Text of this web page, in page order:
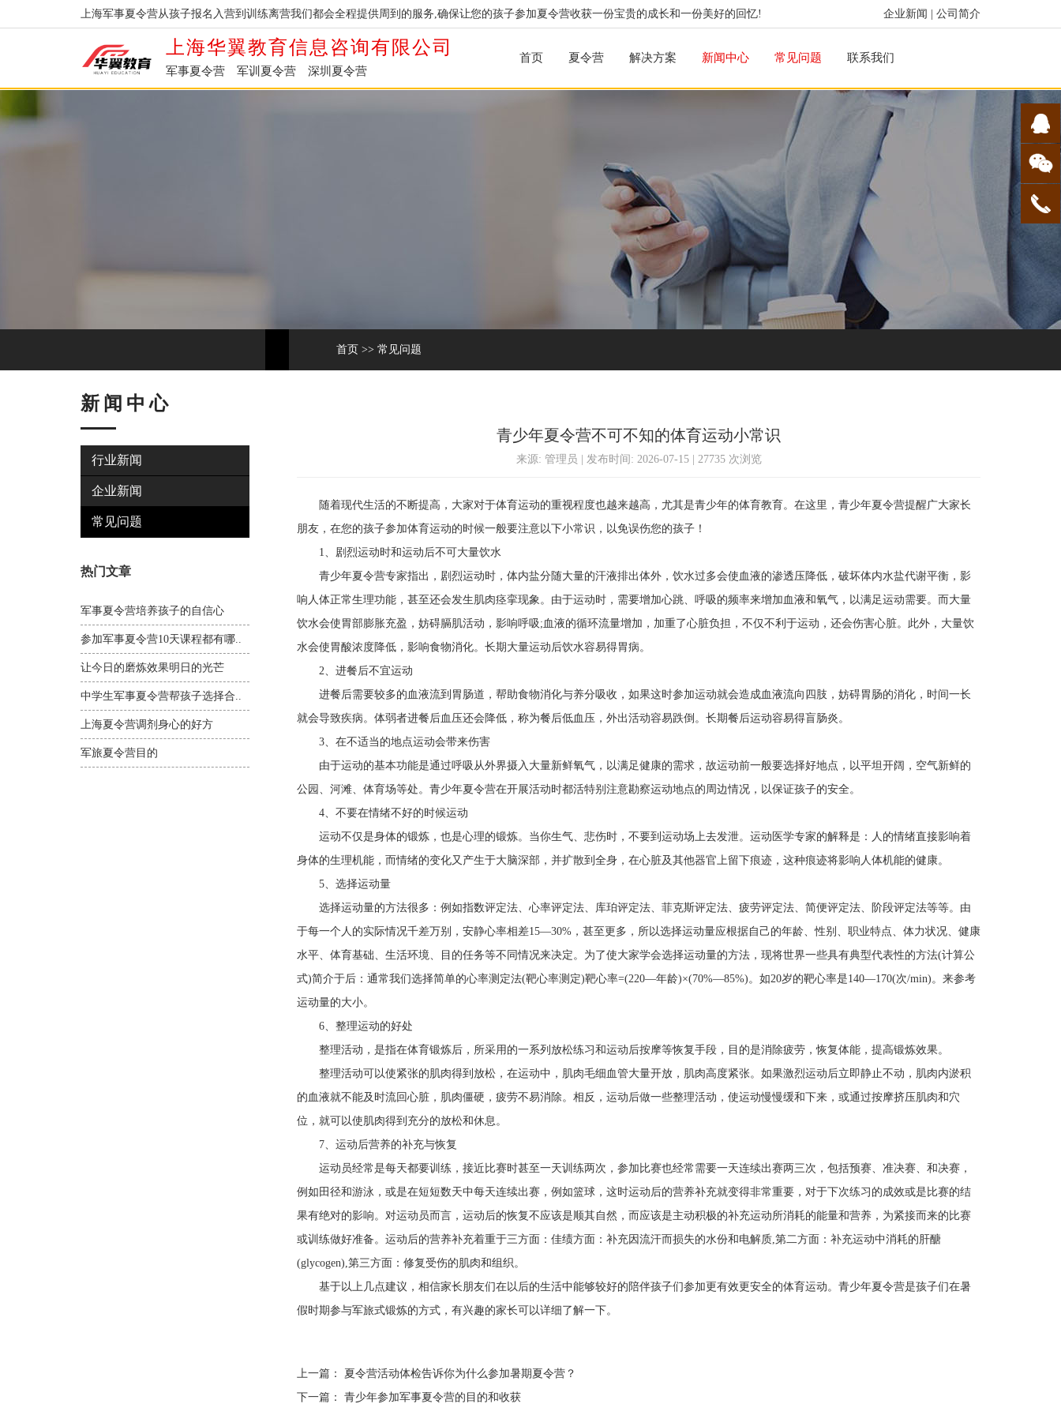
企业新闻 公司简介
上海军事夏令营从孩子报名入营到训练离营我们都会全程提供周到的服务,确保让您的孩子参加夏令营收获一份宝贵的成长和一份美好的回忆!
上海华翼教育信息咨询有限公司
军事夏令营 军训夏令营 深圳夏令营
首页 夏令营 解决方案 新闻中心 常见问题 联系我们
首页 >> 常见问题
新闻中心
行业新闻
企业新闻
常见问题
热门文章
军事夏令营培养孩子的自信心
参加军事夏令营10天课程都有哪..
让今日的磨炼效果明日的光芒
中学生军事夏令营帮孩子选择合..
上海夏令营调剂身心的好方
军旅夏令营目的
青少年夏令营不可不知的体育运动小常识
来源: 管理员 | 发布时间: 2026-07-15 | 27735 次浏览
随着现代生活的不断提高，大家对于体育运动的重视程度也越来越高，尤其是青少年的体育教育。在这里，青少年夏令营提醒广大家长
朋友，在您的孩子参加体育运动的时候一般要注意以下小常识，以免误伤您的孩子！
1、剧烈运动时和运动后不可大量饮水
青少年夏令营专家指出，剧烈运动时，体内盐分随大量的汗液排出体外，饮水过多会使血液的渗透压降低，破坏体内水盐代谢平衡，影
响人体正常生理功能，甚至还会发生肌肉痉挛现象。由于运动时，需要增加心跳、呼吸的频率来增加血液和氧气，以满足运动需要。而大量
饮水会使胃部膨胀充盈，妨碍膈肌活动，影响呼吸;血液的循环流量增加，加重了心脏负担，不仅不利于运动，还会伤害心脏。此外，大量饮
水会使胃酸浓度降低，影响食物消化。长期大量运动后饮水容易得胃病。
2、进餐后不宜运动
进餐后需要较多的血液流到胃肠道，帮助食物消化与养分吸收，如果这时参加运动就会造成血液流向四肢，妨碍胃肠的消化，时间一长
就会导致疾病。体弱者进餐后血压还会降低，称为餐后低血压，外出活动容易跌倒。长期餐后运动容易得盲肠炎。
3、在不适当的地点运动会带来伤害
由于运动的基本功能是通过呼吸从外界摄入大量新鲜氧气，以满足健康的需求，故运动前一般要选择好地点，以平坦开阔，空气新鲜的
公园、河滩、体育场等处。青少年夏令营在开展活动时都活特别注意勘察运动地点的周边情况，以保证孩子的安全。
4、不要在情绪不好的时候运动
运动不仅是身体的锻炼，也是心理的锻炼。当你生气、悲伤时，不要到运动场上去发泄。运动医学专家的解释是：人的情绪直接影响着
身体的生理机能，而情绪的变化又产生于大脑深部，并扩散到全身，在心脏及其他器官上留下痕迹，这种痕迹将影响人体机能的健康。
5、选择运动量
选择运动量的方法很多：例如指数评定法、心率评定法、库珀评定法、菲克斯评定法、疲劳评定法、简便评定法、阶段评定法等等。由
于每一个人的实际情况千差万别，安静心率相差15—30%，甚至更多，所以选择运动量应根据自己的年龄、性别、职业特点、体力状况、健康
水平、体育基础、生活环境、目的任务等不同情况来决定。为了使大家学会选择运动量的方法，现将世界一些具有典型代表性的方法(计算公
式)简介于后：通常我们选择简单的心率测定法(靶心率测定)靶心率=(220—年龄)×(70%—85%)。如20岁的靶心率是140—170(次/min)。来参考
运动量的大小。
6、整理运动的好处
整理活动，是指在体育锻炼后，所采用的一系列放松练习和运动后按摩等恢复手段，目的是消除疲劳，恢复体能，提高锻炼效果。
整理活动可以使紧张的肌肉得到放松，在运动中，肌肉毛细血管大量开放，肌肉高度紧张。如果激烈运动后立即静止不动，肌肉内淤积
的血液就不能及时流回心脏，肌肉僵硬，疲劳不易消除。相反，运动后做一些整理活动，使运动慢慢缓和下来，或通过按摩挤压肌肉和穴
位，就可以使肌肉得到充分的放松和休息。
7、运动后营养的补充与恢复
运动员经常是每天都要训练，接近比赛时甚至一天训练两次，参加比赛也经常需要一天连续出赛两三次，包括预赛、准决赛、和决赛，
例如田径和游泳，或是在短短数天中每天连续出赛，例如篮球，这时运动后的营养补充就变得非常重要，对于下次练习的成效或是比赛的结
果有绝对的影响。对运动员而言，运动后的恢复不应该是顺其自然，而应该是主动积极的补充运动所消耗的能量和营养，为紧接而来的比赛
或训练做好准备。运动后的营养补充着重于三方面：佳绩方面：补充因流汗而损失的水份和电解质,第二方面：补充运动中消耗的肝醣
(glycogen),第三方面：修复受伤的肌肉和组织。
基于以上几点建议，相信家长朋友们在以后的生活中能够较好的陪伴孩子们参加更有效更安全的体育运动。青少年夏令营是孩子们在暑
假时期参与军旅式锻炼的方式，有兴趣的家长可以详细了解一下。
上一篇：
夏令营活动体检告诉你为什么参加暑期夏令营？
下一篇：
青少年参加军事夏令营的目的和收获